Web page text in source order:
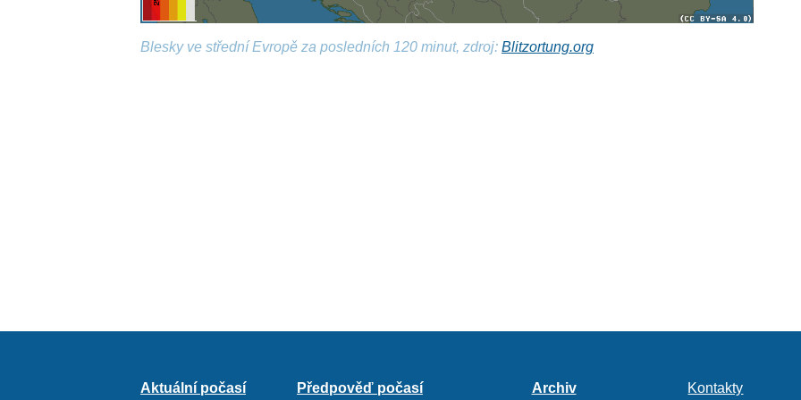
Blesky ve střední Evropě za posledních 120 minut, zdroj:Blitzortung.org
Aktuální počasí Předpověď počasí Archiv Kontakty